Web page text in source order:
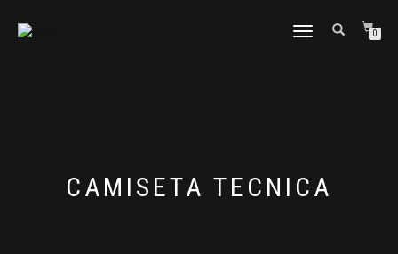
CAMBIAR
0
CAMISETA TECNICA